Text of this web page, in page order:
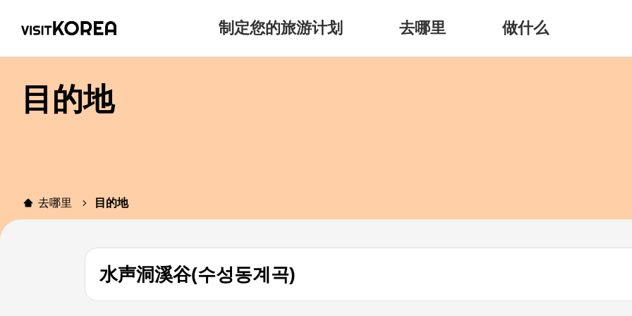
制定您的旅游计划 去哪里 做什么
目的地
去哪里 目的地
水声洞溪谷(수성동계곡)